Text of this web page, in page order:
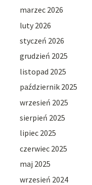
marzec 2026
luty 2026
styczeń 2026
grudzień 2025
listopad 2025
październik 2025
wrzesień 2025
sierpień 2025
lipiec 2025
czerwiec 2025
maj 2025
wrzesień 2024